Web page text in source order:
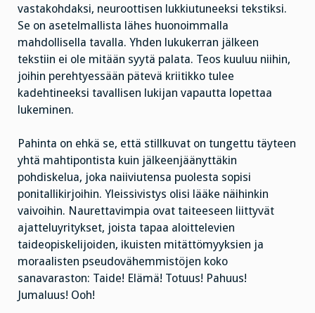
vastakohdaksi, neuroottisen lukkiutuneeksi tekstiksi.
Se on asetelmallista lähes huonoimmalla
mahdollisella tavalla. Yhden lukukerran jälkeen
tekstiin ei ole mitään syytä palata. Teos kuuluu niihin,
joihin perehtyessään pätevä kriitikko tulee
kadehtineeksi tavallisen lukijan vapautta lopettaa
lukeminen.
Pahinta on ehkä se, että stillkuvat on tungettu täyteen
yhtä mahtipontista kuin jälkeenjäänyttäkin
pohdiskelua, joka naiiviutensa puolesta sopisi
ponitallikirjoihin. Yleissivistys olisi lääke näihinkin
vaivoihin. Naurettavimpia ovat taiteeseen liittyvät
ajatteluyritykset, joista tapaa aloittelevien
taideopiskelijoiden, ikuisten mitättömyyksien ja
moraalisten pseudovähemmistöjen koko
sanavaraston: Taide! Elämä! Totuus! Pahuus!
Jumaluus! Ooh!